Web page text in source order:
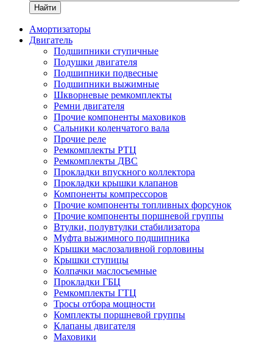
Найти
Амортизаторы
Двигатель
Подшипники ступичные
Подушки двигателя
Подшипники подвесные
Подшипники выжимные
Шкворневые ремкомплекты
Ремни двигателя
Прочие компоненты маховиков
Сальники коленчатого вала
Прочие реле
Ремкомплекты РТЦ
Ремкомплекты ДВС
Прокладки впускного коллектора
Прокладки крышки клапанов
Компоненты компрессоров
Прочие компоненты топливных форсунок
Прочие компоненты поршневой группы
Втулки, полувтулки стабилизатора
Муфта выжимного подшипника
Крышки маслозаливной горловины
Крышки ступицы
Колпачки маслосъемные
Прокладки ГБЦ
Ремкомплекты ГТЦ
Тросы отбора мощности
Комплекты поршневой группы
Клапаны двигателя
Маховики